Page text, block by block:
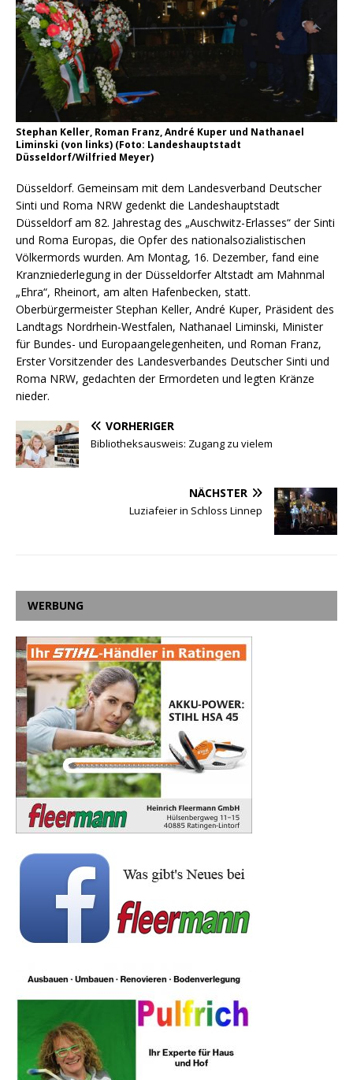
Stephan Keller, Roman Franz, André Kuper und Nathanael
Liminski (von links) (Foto: Landeshauptstadt
Düsseldorf/Wilfried Meyer)
Düsseldorf. Gemeinsam mit dem Landesverband Deutscher
Sinti und Roma NRW gedenkt die Landeshauptstadt
Düsseldorf am 82. Jahrestag des „Auschwitz-Erlasses“ der Sinti
und Roma Europas, die Opfer des nationalsozialistischen
Völkermords wurden. Am Montag, 16. Dezember, fand eine
Kranzniederlegung in der Düsseldorfer Altstadt am Mahnmal
„Ehra“, Rheinort, am alten Hafenbecken, statt.
Oberbürgermeister Stephan Keller, André Kuper, Präsident des
Landtags Nordrhein-Westfalen, Nathanael Liminski, Minister
für Bundes- und Europaangelegenheiten, und Roman Franz,
Erster Vorsitzender des Landesverbandes Deutscher Sinti und
Roma NRW, gedachten der Ermordeten und legten Kränze
nieder.
VORHERIGER
Bibliotheksausweis: Zugang zu vielem
NÄCHSTER
Luziafeier in Schloss Linnep
WERBUNG